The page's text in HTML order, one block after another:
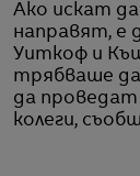
Ако искат
направят, е
Уиткоф и
трябваше да
да проведат
колеги,